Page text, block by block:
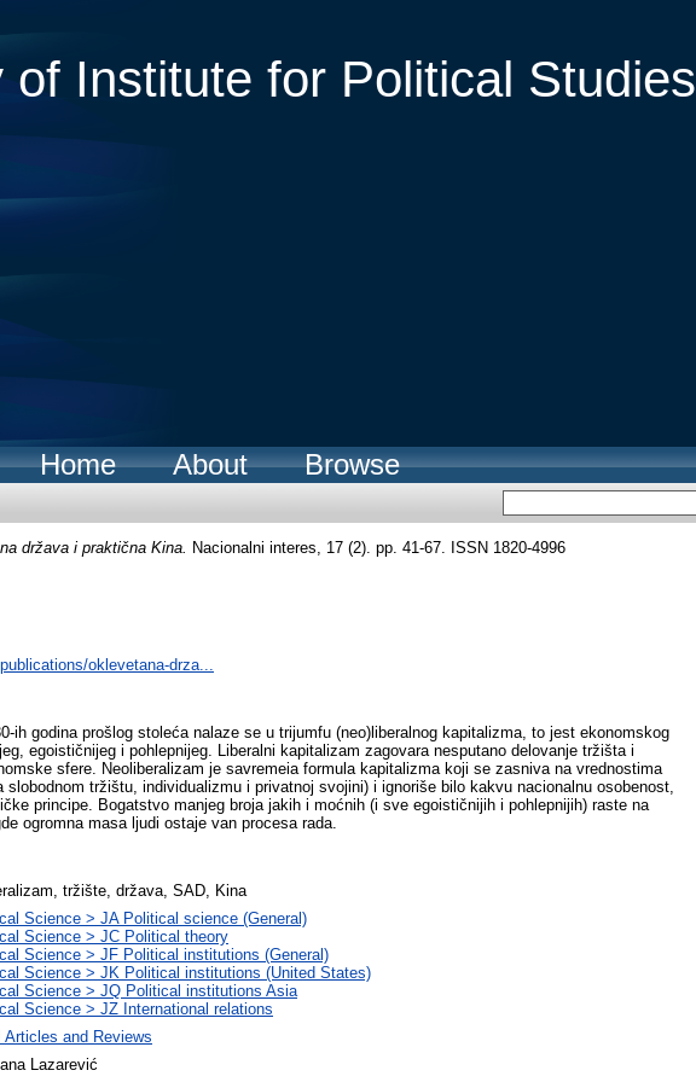
of Institute for Political Studies
Home About Browse
država i praktična Kina. Nacionalni interes, 17 (2). pp. 41-67. ISSN 1820-4996
oklevetana-drza...
ih godina prošlog stoleća nalaze se u trijumfu (neo)liberalnog kapi­talizma, to jest ekonomskog
egoističnijeg i pohlepnijeg. Liberalni kapitalizam zagovara nesputano delovanje tržišta i
sfere. Neoliberalizam je savremeia formula kapitalizma koji se zasniva na vrednostima
slobodnom tržištu, individualizmu i privatnoj svojini) i ignoriše bilo kakvu nacionalnu osobenost,
principe. Bogatstvo manjeg broja jakih i moćnih (i sve egoističnijih i pohlepnijih) raste na
ogromna masa ljudi ostaje van procesa rada.
tržište, država, SAD, Kina
Science > JA Political science (General)
Science > JC Political theory
Science > JF Political institutions (General)
Science > JK Political institutions (United States)
Science > JQ Political institutions Asia
Science > JZ International relations
Articles and Reviews
Lazarević